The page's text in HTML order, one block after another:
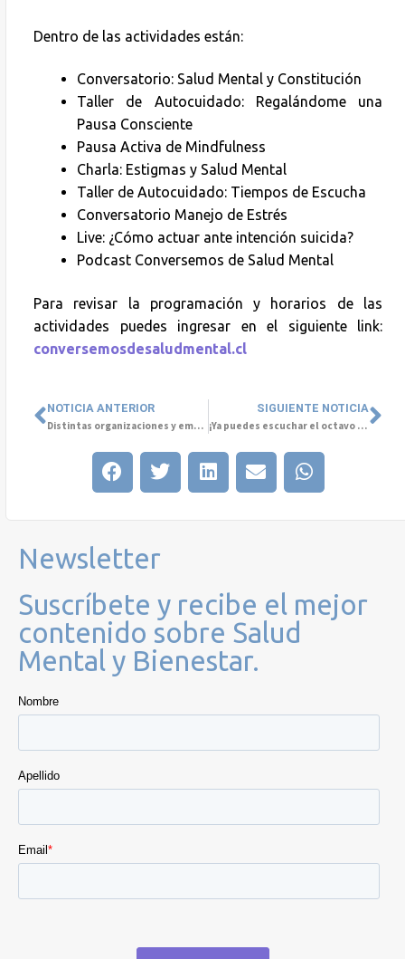
Dentro de las actividades están:
Conversatorio: Salud Mental y Constitución
Taller de Autocuidado: Regalándome una
Pausa Consciente
Pausa Activa de Mindfulness
Charla: Estigmas y Salud Mental
Taller de Autocuidado: Tiempos de Escucha
Conversatorio Manejo de Estrés
Live: ¿Cómo actuar ante intención suicida?
Podcast Conversemos de Salud Mental
Para revisar la programación y horarios de las
actividades puedes ingresar en el siguiente link:
conversemosdesaludmental.cl
NOTICIA ANTERIOR
Distintas organizaciones y empresas se unen por la Salud Mental
SIGUIENTE NOTICIA
¡Ya puedes escuchar el octavo episodio del podcast “Conversemos de Salud Mental!
Newsletter
Suscríbete y recibe el mejor
contenido sobre Salud
Mental y Bienestar.